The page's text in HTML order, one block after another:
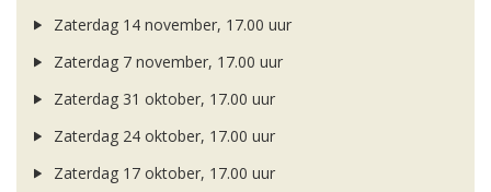
Zaterdag 14 november, 17.00 uur
Zaterdag 7 november, 17.00 uur
Zaterdag 31 oktober, 17.00 uur
Zaterdag 24 oktober, 17.00 uur
Zaterdag 17 oktober, 17.00 uur